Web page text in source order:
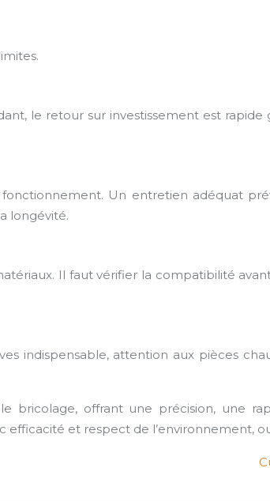
le retour sur investissement est
Un entretien adéquat
longévité.
Il faut vérifier la compatibilité
indispensable, attention aux pièces
bricolage, offrant une précision, une
et respect de l’environnement,